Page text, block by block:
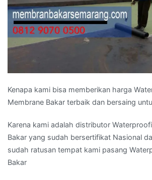
Kenapa kami bisa memberikan harga
Membrane Bakar terbaik dan bersaing
Karena kami adalah distributor
Bakar yang sudah bersertifikat Nasional
sudah ratusan tempat kami pasang
Bakar